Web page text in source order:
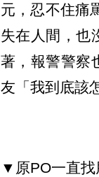
元，忍不住痛
失在人間，也
著，報警警察
友「我到底該
▼原PO一直找